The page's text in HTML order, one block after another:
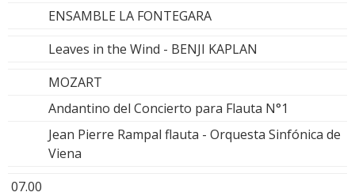
ENSAMBLE LA FONTEGARA
Leaves in the Wind - BENJI KAPLAN
MOZART
Andantino del Concierto para Flauta N°1
Jean Pierre Rampal flauta - Orquesta Sinfónica de
Viena
07.00